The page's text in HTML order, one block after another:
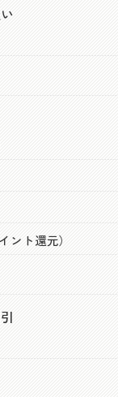
ト還元）